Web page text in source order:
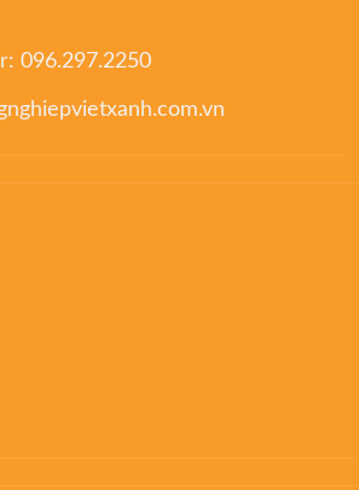
096.297.2250